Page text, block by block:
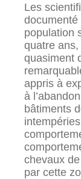
Les
documenté
population
quatre
quasiment
appris à
à
bâtiments
chevaux
par cette